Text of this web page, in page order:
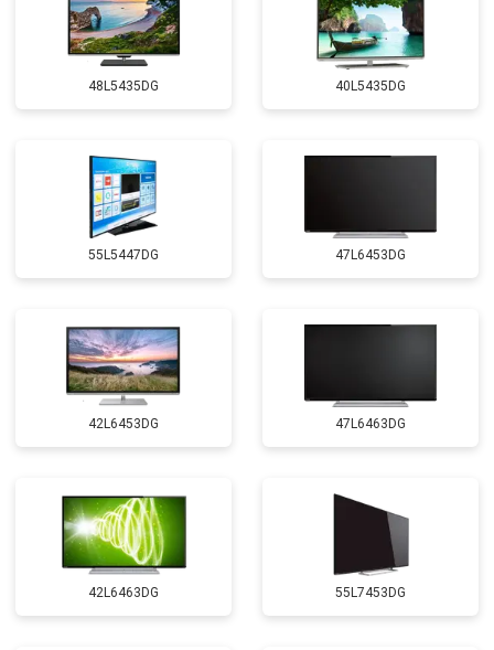
48L5435DG 40L5435DG
55L5447DG 47L6453DG
42L6453DG 47L6463DG
42L6463DG 55L7453DG